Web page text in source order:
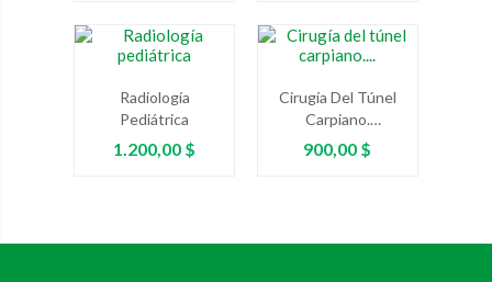
Radiología
Pediátrica
Precio
1.200,00 $
Cirugía Del Túnel
Carpiano.
Controversias Y
Aplicaciones
Precio
900,00 $